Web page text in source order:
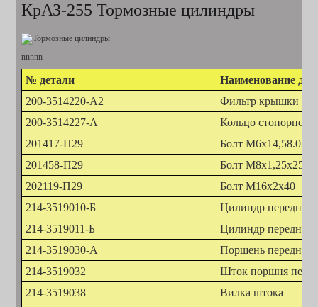
КрАЗ-255 Тормозные цилиндры
nnnnn
№ детали
Наименование
200-3514220-А2
Фильтр крышки
200-3514227-А
Кольцо стопорное
201417-П29
Болт М6х14,58.019
201458-П29
Болт М8х1,25х25
202119-П29
Болт М16х2х40
214-3519010-Б
Цилиндр передний
214-3519011-Б
Цилиндр передний
214-3519030-А
Поршень
214-3519032
Шток поршня
214-3519038
Вилка штока